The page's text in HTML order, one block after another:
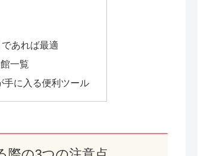
あれば最適
一覧
手に入る便利ツール